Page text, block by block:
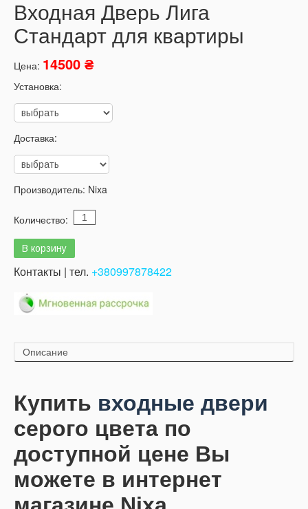
Входная Дверь Лига
Стандарт для квартиры
Цена: 14500 ₴
Установка:
Доставка:
Производитель: Nixa
Количество:
Контакты | тел. +380997878422
Описание
Купить входные двери
серого цвета по
доступной цене Вы
можете в интернет